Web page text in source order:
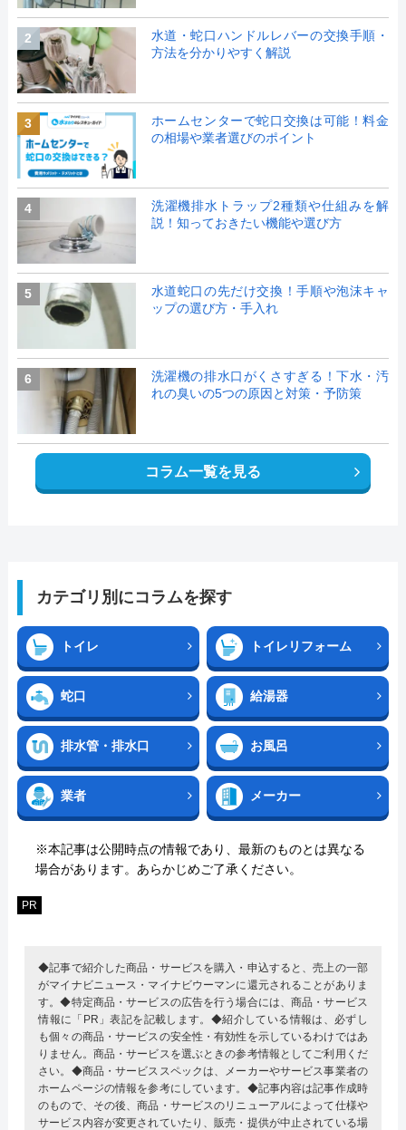
2
水道・蛇口ハンドルレバーの交換手順・
方法を分かりやすく解説
3
ホームセンターで蛇口交換は可能！料金
の相場や業者選びのポイント
4
洗濯機排水トラップ2種類や仕組みを解
説！知っておきたい機能や選び方
5
水道蛇口の先だけ交換！手順や泡沫キャ
ップの選び方・手入れ
6
洗濯機の排水口がくさすぎる！下水・汚
れの臭いの5つの原因と対策・予防策
コラム一覧を見る
カテゴリ別にコラムを探す
トイレ トイレリフォーム
蛇口 給湯器
排水管・排水口 お風呂
業者 メーカー
※本記事は公開時点の情報であり、最新のものとは異なる
場合があります。あらかじめご了承ください。
PR
◆記事で紹介した商品・サービスを購入・申込すると、売上の一部
がマイナビニュース・マイナビウーマンに還元されることがありま
す。◆特定商品・サービスの広告を行う場合には、商品・サービス
情報に「PR」表記を記載します。◆紹介している情報は、必ずし
も個々の商品・サービスの安全性・有効性を示しているわけではあ
りません。商品・サービスを選ぶときの参考情報としてご利用くだ
さい。◆商品・サービススペックは、メーカーやサービス事業者の
ホームページの情報を参考にしています。◆記事内容は記事作成時
のもので、その後、商品・サービスのリニューアルによって仕様や
サービス内容が変更されていたり、販売・提供が中止されている場